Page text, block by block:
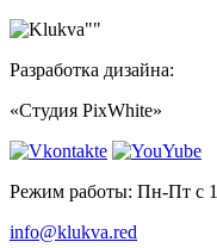
Разработка дизайна:
«Студия PixWhite»
Режим работы: Пн-Пт с
info@klukva.red